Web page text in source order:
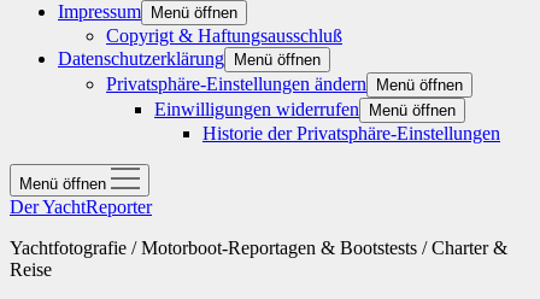
Impressum
Menü öffnen
Copyrigt & Haftungsausschluß
Datenschutzerklärung
Menü öffnen
Privatsphäre-Einstellungen ändern Menü öffnen
Einwilligungen widerrufen Menü öffnen
Historie der Privatsphäre-Einstellungen
Menü öffnen
Der YachtReporter
Yachtfotografie / Motorboot-Reportagen & Bootstests / Charter &
Reise